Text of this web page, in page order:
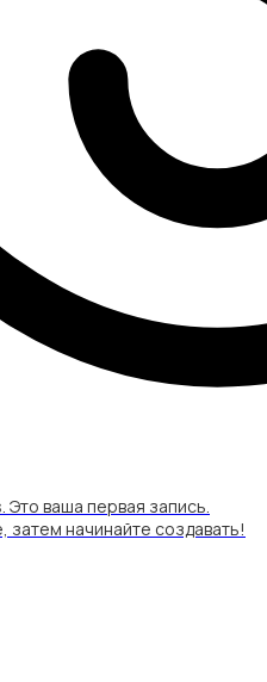
ваша первая запись.
затем начинайте создавать!